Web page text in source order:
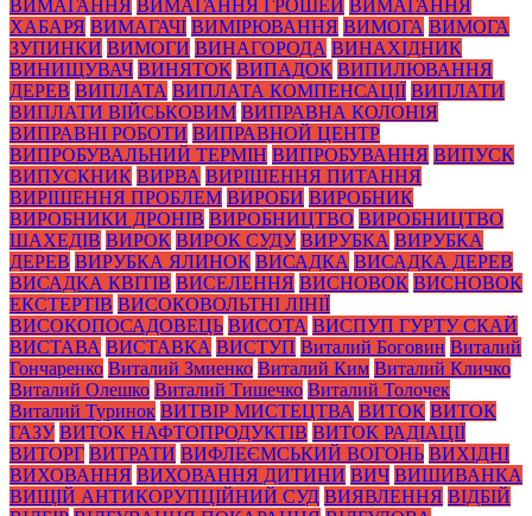
ВИМАГАННЯ ВИМАГАННЯ ГРОШЕЙ ВИМАГАННЯ
ХАБАРЯ ВИМАГАЧІ ВИМІРЮВАННЯ ВИМОГА ВИМОГА
ЗУПИНКИ ВИМОГИ ВИНАГОРОДА ВИНАХІДНИК
ВИНИЩУВАЧ ВИНЯТОК ВИПАДОК ВИПИЛЮВАННЯ
ДЕРЕВ ВИПЛАТА ВИПЛАТА КОМПЕНСАЦІЇ ВИПЛАТИ
ВИПЛАТИ ВІЙСЬКОВИМ ВИПРАВНА КОЛОНІЯ
ВИПРАВНІ РОБОТИ ВИПРАВНОЙ ЦЕНТР
ВИПРОБУВАЛЬНИЙ ТЕРМІН ВИПРОБУВАННЯ ВИПУСК
ВИПУСКНИК ВИРВА ВИРІШЕННЯ ПИТАННЯ
ВИРІШЕННЯ ПРОБЛЕМ ВИРОБИ ВИРОБНИК
ВИРОБНИКИ ДРОНІВ ВИРОБНИЦТВО ВИРОБНИЦТВО
ШАХЕДІВ ВИРОК ВИРОК СУДУ ВИРУБКА ВИРУБКА
ДЕРЕВ ВИРУБКА ЯЛИНОК ВИСАДКА ВИСАДКА ДЕРЕВ
ВИСАДКА КВІТІВ ВИСЕЛЕННЯ ВИСНОВОК ВИСНОВОК
ЕКСТЕРТІВ ВИСОКОВОЛЬТНІ ЛІНІЇ
ВИСОКОПОСАДОВЕЦЬ ВИСОТА ВИСПУП ГУРТУ СКАЙ
ВИСТАВА ВИСТАВКА ВИСТУП Виталий Боговин Виталий
Гончаренко Виталий Змиенко Виталий Ким Виталий Кличко
Виталий Олешко Виталий Тишечко Виталий Толочек
Виталий Туринок ВИТВІР МИСТЕЦТВА ВИТОК ВИТОК
ГАЗУ ВИТОК НАФТОПРОДУКТІВ ВИТОК РАДІАЦІЇ
ВИТОРГ ВИТРАТИ ВИФЛЕЄМСЬКИЙ ВОГОНЬ ВИХІДНІ
ВИХОВАННЯ ВИХОВАННЯ ДИТИНИ ВИЧ ВИШИВАНКА
ВИЩІЙ АНТИКОРУПЦІЙНИЙ СУД ВИЯВЛЕННЯ ВІДБІЙ